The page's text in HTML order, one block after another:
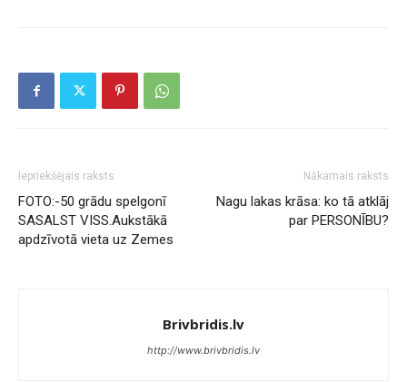
Iepriekšējais raksts
FOTO:-50 grādu spelgonī
SASALST VISS.Aukstākā
apdzīvotā vieta uz Zemes
Nākamais raksts
Nagu lakas krāsa: ko tā atklāj
par PERSONĪBU?
Brivbridis.lv
http://www.brivbridis.lv